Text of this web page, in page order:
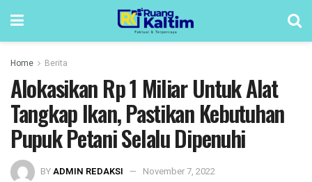
Home Berita
Alokasikan Rp 1 Miliar Untuk Alat
Tangkap Ikan, Pastikan Kebutuhan
Pupuk Petani Selalu Dipenuhi
BYADMIN REDAKSI November 7, 2022